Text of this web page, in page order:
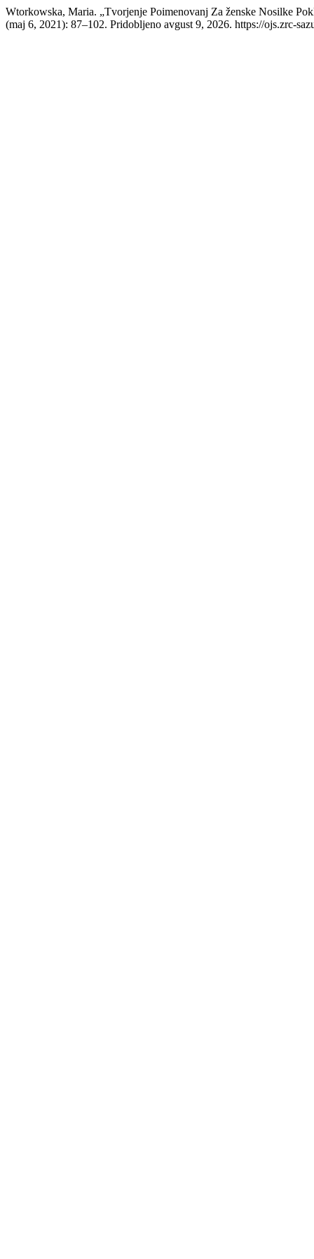
Wtorkowska, Maria. „Tvorjenje Poimenovanj Za ženske Nosilke
(maj 6, 2021): 87–102. Pridobljeno avgust 9, 2026. https://ojs.zrc-